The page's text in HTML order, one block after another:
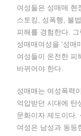
여성들은 성매매 현
스토킹, 성폭행, 불
피해를 경험한다.
성매매여성을 ‘성매
여성들이 온전한 피
바뀌어야 한다.
성매매는 여성폭력
억압받던 시대에 탄
문화이자 제도이다.
여성은 남성과 동등